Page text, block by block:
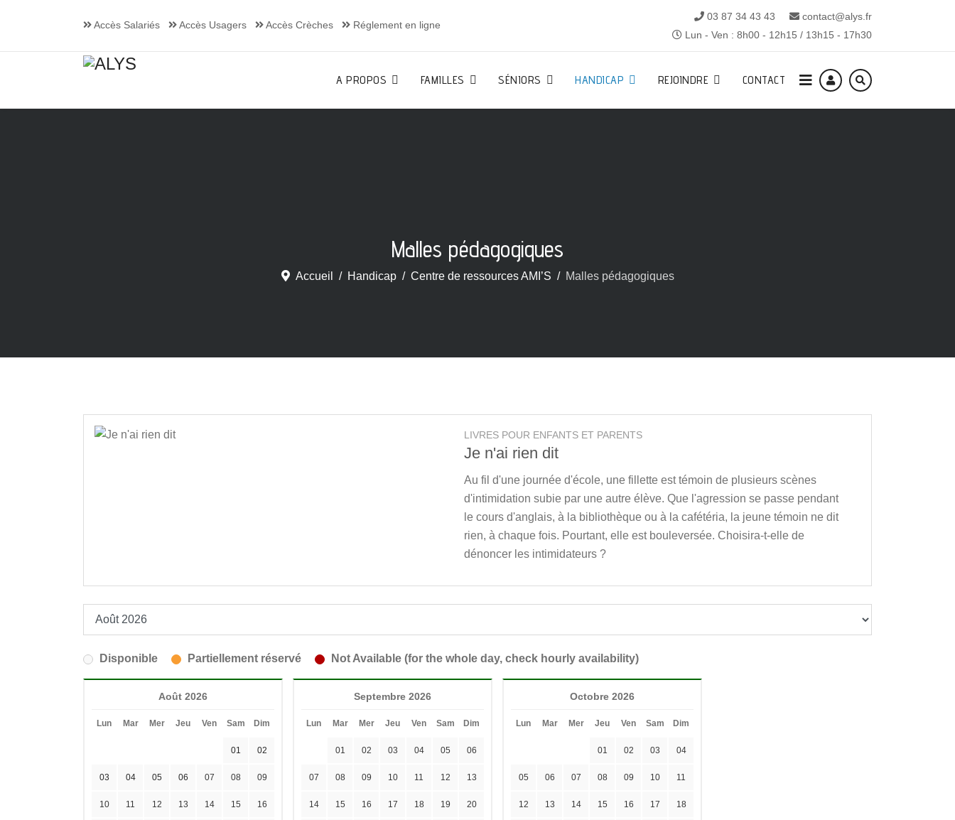
Accès Salariés Accès Usagers Accès Crèches Réglement en ligne
03 87 34 43 43
contact@alys.fr
Lun - Ven : 8h00 - 12h15 / 13h15 - 17h30
A PROPOS FAMILLES SÉNIORS HANDICAP REJOINDRE CONTACT
Malles pédagogiques
Accueil Handicap Centre de ressources AMI’S Malles pédagogiques
LIVRES POUR ENFANTS ET PARENTS
Je n'ai rien dit
Au fil d'une journée d'école, une fillette est témoin de plusieurs scènes
d'intimidation subie par une autre élève. Que l'agression se passe pendant
le cours d'anglais, à la bibliothèque ou à la cafétéria, la jeune témoin ne dit
rien, à chaque fois. Pourtant, elle est bouleversée. Choisira-t-elle de
dénoncer les intimidateurs ?
Disponible Partiellement réservé Not Available (for the whole day, check hourly availability)
Août 2026
Lun Mar Mer Jeu Ven Sam Dim
01 02
03 04 05 06 07 08 09
10 11 12 13 14 15 16
Septembre 2026
Lun Mar Mer Jeu Ven Sam Dim
01 02 03 04 05 06
07 08 09 10 11 12 13
14 15 16 17 18 19 20
Octobre 2026
Lun Mar Mer Jeu Ven Sam Dim
01 02 03 04
05 06 07 08 09 10 11
12 13 14 15 16 17 18